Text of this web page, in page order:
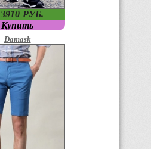
Купить
3910 PУБ.
Damask